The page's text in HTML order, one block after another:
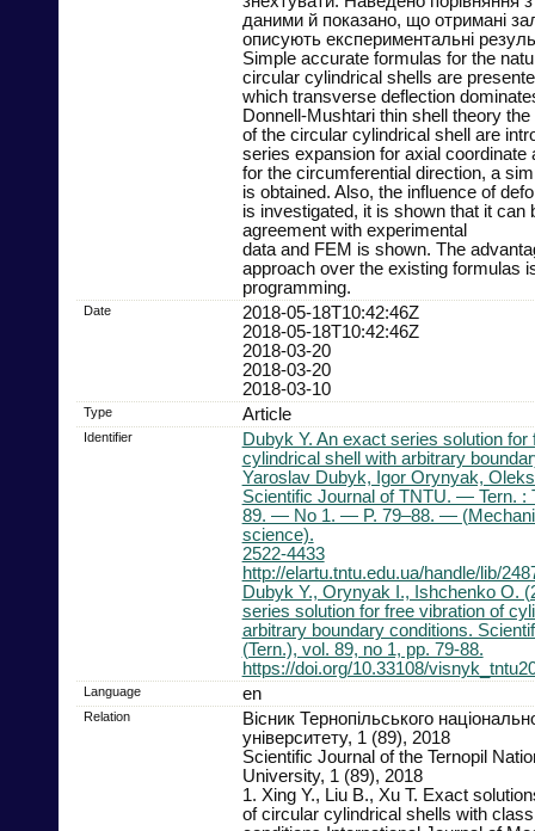
даними й показано, що отримані
описують експериментальні
Simple accurate formulas for the
circular cylindrical shells are
which transverse deflection
Donnell-Mushtari thin shell theory
of the circular cylindrical shell are
series expansion for axial coordinate
for the circumferential direction, a
is obtained. Also, the influence of
is investigated, it is shown that it can
agreement with experimental
data and FEM is shown. The
approach over the existing formulas
programming.
Date
2018-05-18T10:42:46Z
2018-05-18T10:42:46Z
2018-03-20
2018-03-20
2018-03-10
Type Article
Identifier
Dubyk Y. An exact series solution for
cylindrical shell with arbitrary
Yaroslav Dubyk, Igor Orynyak,
Scientific Journal of TNTU. — Tern.
89. — No 1. — P. 79–88. —
science).
2522-4433
http://elartu.tntu.edu.ua/handle/lib/
Dubyk Y., Orynyak I., Ishchenko O.
series solution for free vibration of
arbitrary boundary conditions.
(Tern.), vol. 89, no 1, pp. 79-88.
https://doi.org/10.33108/
Language en
Relation
Вісник Тернопільського
університету, 1 (89), 2018
Scientific Journal of the Ternopil
University, 1 (89), 2018
1. Xing Y., Liu B., Xu T. Exact
of circular cylindrical shells with